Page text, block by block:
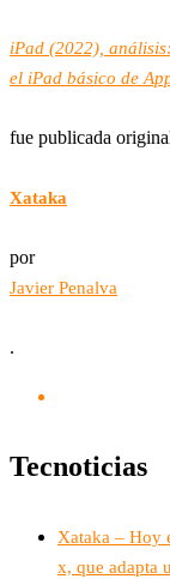
iPad (2022),
el iPad básico de
fue publicada
Xataka
por
Javier Penalva
.
Tecnoticias
Xataka – Hoy
x, que adapta